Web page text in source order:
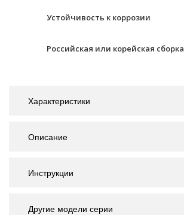
Устойчивость к коррозии
Российская или корейская сборка
Характеристики
Описание
Инструкции
Другие модели серии